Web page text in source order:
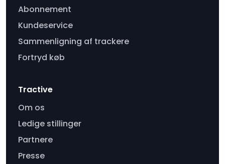
Abonnement
Kundeservice
Sammenligning af trackere
Fortryd køb
Tractive
Om os
Ledige stillinger
Partnere
Presse